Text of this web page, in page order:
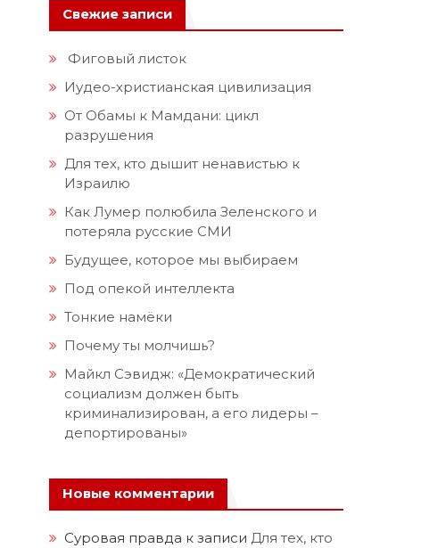
Свежие записи
Фиговый листок
Иудео-христианская цивилизация
От Обамы к Мамдани: цикл
разрушения
Для тех, кто дышит ненавистью к
Израилю
Как Лумер полюбила Зеленского и
потеряла русские СМИ
Будущее, которое мы выбираем
Под опекой интеллекта
Тонкие намёки
Почему ты молчишь?
Майкл Сэвидж: «Демократический
социализм должен быть
криминализирован, а его лидеры –
депортированы»
Новые комментарии
Суровая правда к записи Для тех, кто